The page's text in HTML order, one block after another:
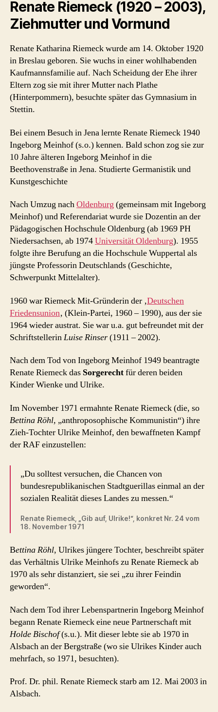
Renate Riemeck (1920 – 2003),
Ziehmutter und Vormund
Renate Katharina Riemeck wurde am 14. Oktober 1920
in Breslau geboren. Sie wuchs in einer wohlhabenden
Kaufmannsfamilie auf. Nach Scheidung der Ehe ihrer
Eltern zog sie mit ihrer Mutter nach Plathe
(Hinterpommern), besuchte später das Gymnasium in
Stettin.
Bei einem Besuch in Jena lernte Renate Riemeck 1940
Ingeborg Meinhof (s.o.) kennen. Bald schon zog sie zur
10 Jahre älteren Ingeborg Meinhof in die
Beethovenstraße in Jena. Studierte Germanistik und
Kunstgeschichte
Nach Umzug nachOldenburg(gemeinsam mit Ingeborg
Meinhof) und Referendariat wurde sie Dozentin an der
Pädagogischen Hochschule Oldenburg (ab 1969 PH
Niedersachsen, ab 1974Universität Oldenburg). 1955
folgte ihre Berufung an die Hochschule Wuppertal als
jüngste Professorin Deutschlands (Geschichte,
Schwerpunkt Mittelalter).
1960 war Riemeck Mit-Gründerin der ‚Deutschen
Friedensunion‚ (Klein-Partei, 1960 – 1990), aus der sie
1964 wieder austrat. Sie war u.a. gut befreundet mit der
SchriftstellerinLuise Rinser(1911 – 2002).
Nach dem Tod von Ingeborg Meinhof 1949 beantragte
Renate Riemeck das Sorgerechtfür deren beiden
Kinder Wienke und Ulrike.
Im November 1971 ermahnte Renate Riemeck (die, so
Bettina Röhl, „anthroposophische Kommunistin“) ihre
Zieh-Tochter Ulrike Meinhof, den bewaffneten Kampf
der RAF einzustellen:
„Du solltest versuchen, die Chancen von
bundesrepublikanischen Stadtguerillas einmal an der
sozialen Realität dieses Landes zu messen.“
Renate Riemeck, „Gib auf, Ulrike!“, konkret Nr. 24 vom
18. November 1971
Bettina Röhl, Ulrikes jüngere Tochter, beschreibt später
das Verhältnis Ulrike Meinhofs zu Renate Riemeck ab
1970 als sehr distanziert, sie sei „zu ihrer Feindin
geworden“.
Nach dem Tod ihrer Lebenspartnerin Ingeborg Meinhof
begann Renate Riemeck eine neue Partnerschaft mit
Holde Bischof(s.u.). Mit dieser lebte sie ab 1970 in
Alsbach an der Bergstraße (wo sie Ulrikes Kinder auch
mehrfach, so 1971, besuchten).
Prof. Dr. phil. Renate Riemeck starb am 12. Mai 2003 in
Alsbach.